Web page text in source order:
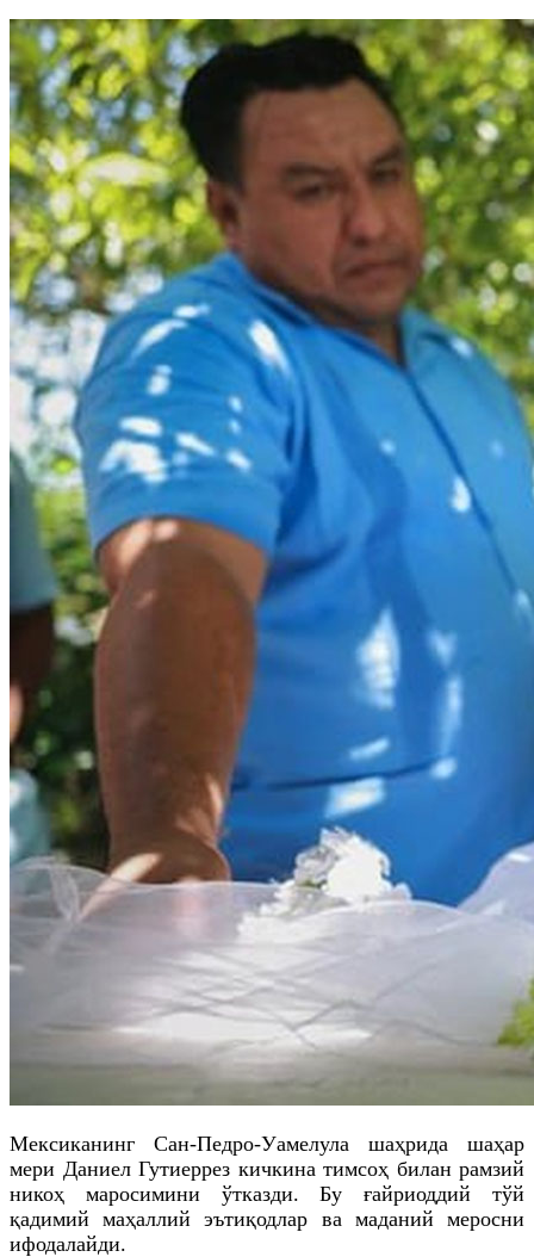
Мексиканинг Сан-Педро-Уамелула шаҳрида шаҳар
мери Даниел Гутиеррез кичкина тимсоҳ билан рамзий
никоҳ маросимини ўтказди. Бу ғайриоддий тўй
қадимий маҳаллий эътиқодлар ва маданий меросни
ифодалайди.